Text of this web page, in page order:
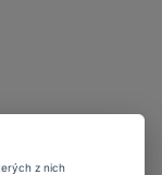
z nich